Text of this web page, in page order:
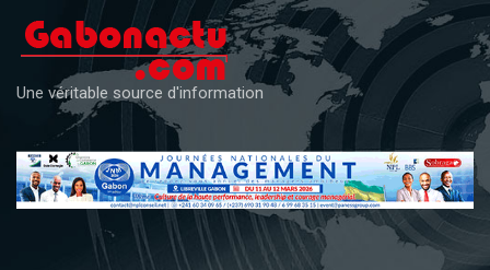
content
Une véritable source d'information